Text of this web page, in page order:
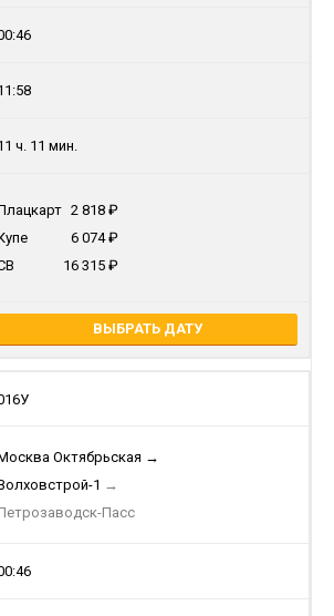
ч. 11 мин.
2 818
6 074
16 315
ВЫБРАТЬ ДАТУ
Октябрьская →
1 →
Пасс